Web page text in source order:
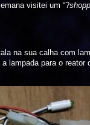
visitei um “?
na sua calha com
para o